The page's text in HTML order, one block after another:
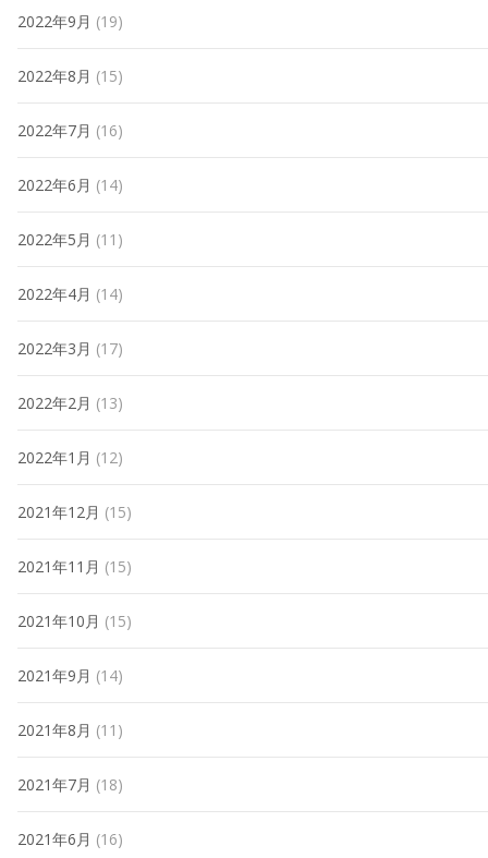
2022年9月 (19)
2022年8月 (15)
2022年7月 (16)
2022年6月 (14)
2022年5月 (11)
2022年4月 (14)
2022年3月 (17)
2022年2月 (13)
2022年1月 (12)
2021年12月 (15)
2021年11月 (15)
2021年10月 (15)
2021年9月 (14)
2021年8月 (11)
2021年7月 (18)
2021年6月 (16)